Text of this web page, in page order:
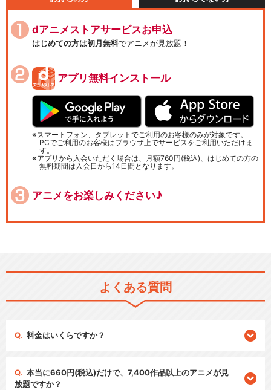
dアニメストアサービスお申込
はじめての方は初月無料でアニメが見放題！
アプリ無料インストール
スマートフォン、タブレットでご利用のお客様のみが対象です。
PCでご利用のお客様はブラウザ上でサービスをご利用いただけま
す。
アプリから入会いただく場合は、月額760円(税込)、はじめての方の
無料期間は入会日から14日間となります。
アニメをお楽しみください♪
よくある質問
料金はいくらですか？
本当に660円(税込)だけで、7,400作品以上のアニメが見
放題ですか？